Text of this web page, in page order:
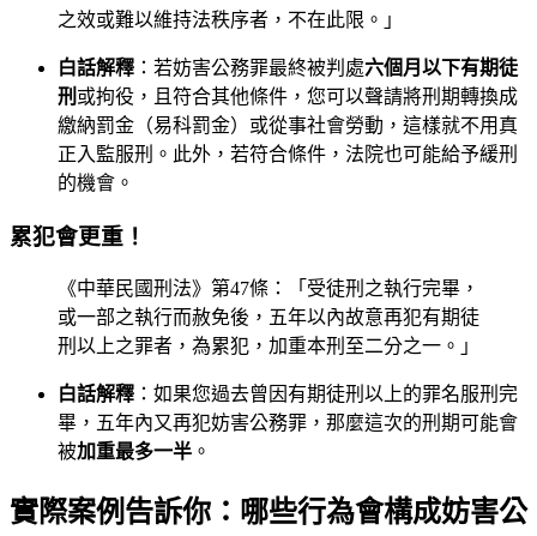
之效或難以維持法秩序者，不在此限。」
白話解釋 ：若妨害公務罪最終被判處六個月以下有期徒
刑 或拘役，且符合其他條件，您可以聲請將刑期轉換成
繳納罰金（易科罰金）或從事社會勞動，這樣就不用真
正入監服刑。此外，若符合條件，法院也可能給予緩刑
的機會。
累犯會更重！
《中華民國刑法》第47條：「受徒刑之執行完畢，
或一部之執行而赦免後，五年以內故意再犯有期徒
刑以上之罪者，為累犯，加重本刑至二分之一。」
白話解釋 ：如果您過去曾因有期徒刑以上的罪名服刑完
畢，五年內又再犯妨害公務罪，那麼這次的刑期可能會
被加重最多一半 。
實際案例告訴你：哪些行為會構成妨害公